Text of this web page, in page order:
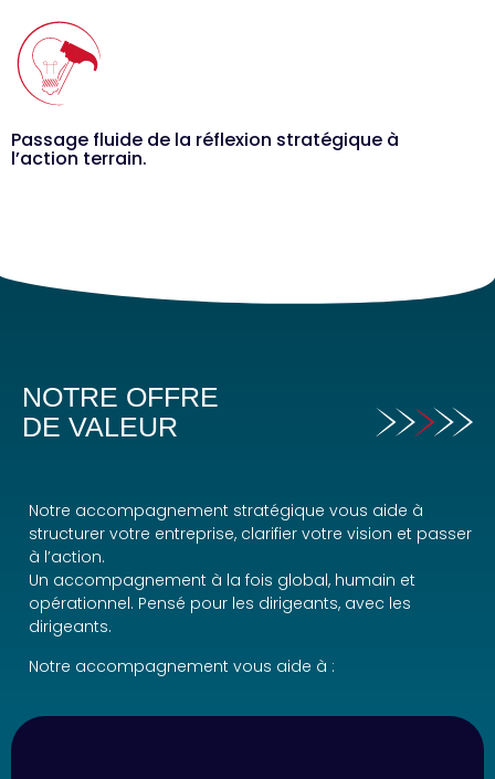
Passage fluide de la réflexion stratégique à
l’action terrain.
NOTRE OFFRE
DE VALEUR
Notre accompagnement stratégique vous aide à
structurer votre entreprise, clarifier votre vision et passer
à l’action.
Un accompagnement à la fois global, humain et
opérationnel. Pensé pour les dirigeants, avec les
dirigeants.
Notre accompagnement vous aide à :